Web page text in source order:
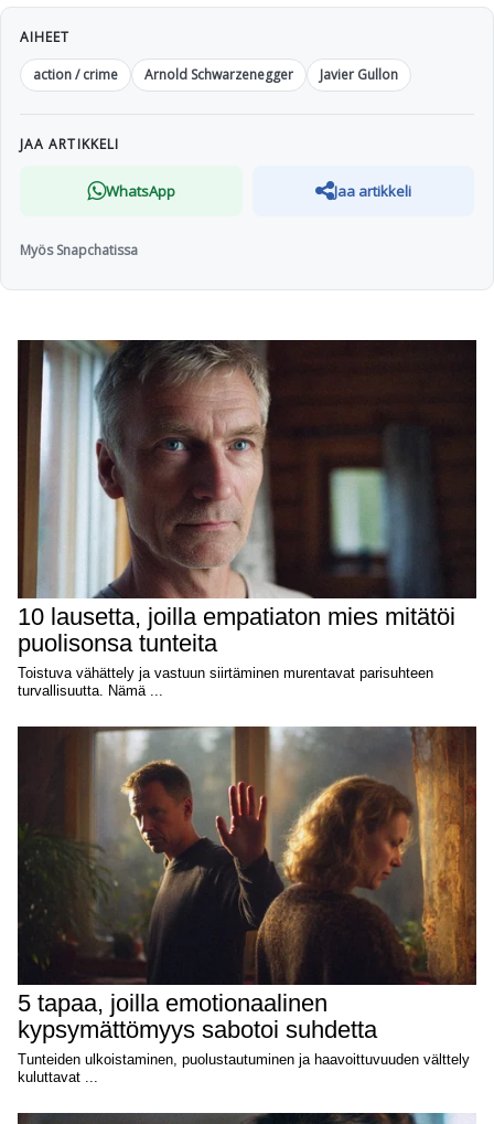
AIHEET
action / crime
Arnold Schwarzenegger Javier Gullon
JAA ARTIKKELI
WhatsApp Jaa artikkeli
Myös Snapchatissa